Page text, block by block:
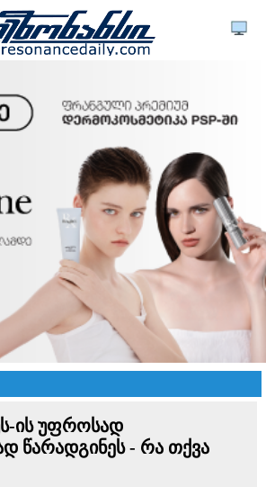
ის უფროსად
წარადგინეს - რა თქვა